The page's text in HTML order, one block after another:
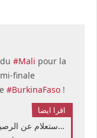
du #Mali pour la
finale
#BurkinaFaso!
اقرا ايضا